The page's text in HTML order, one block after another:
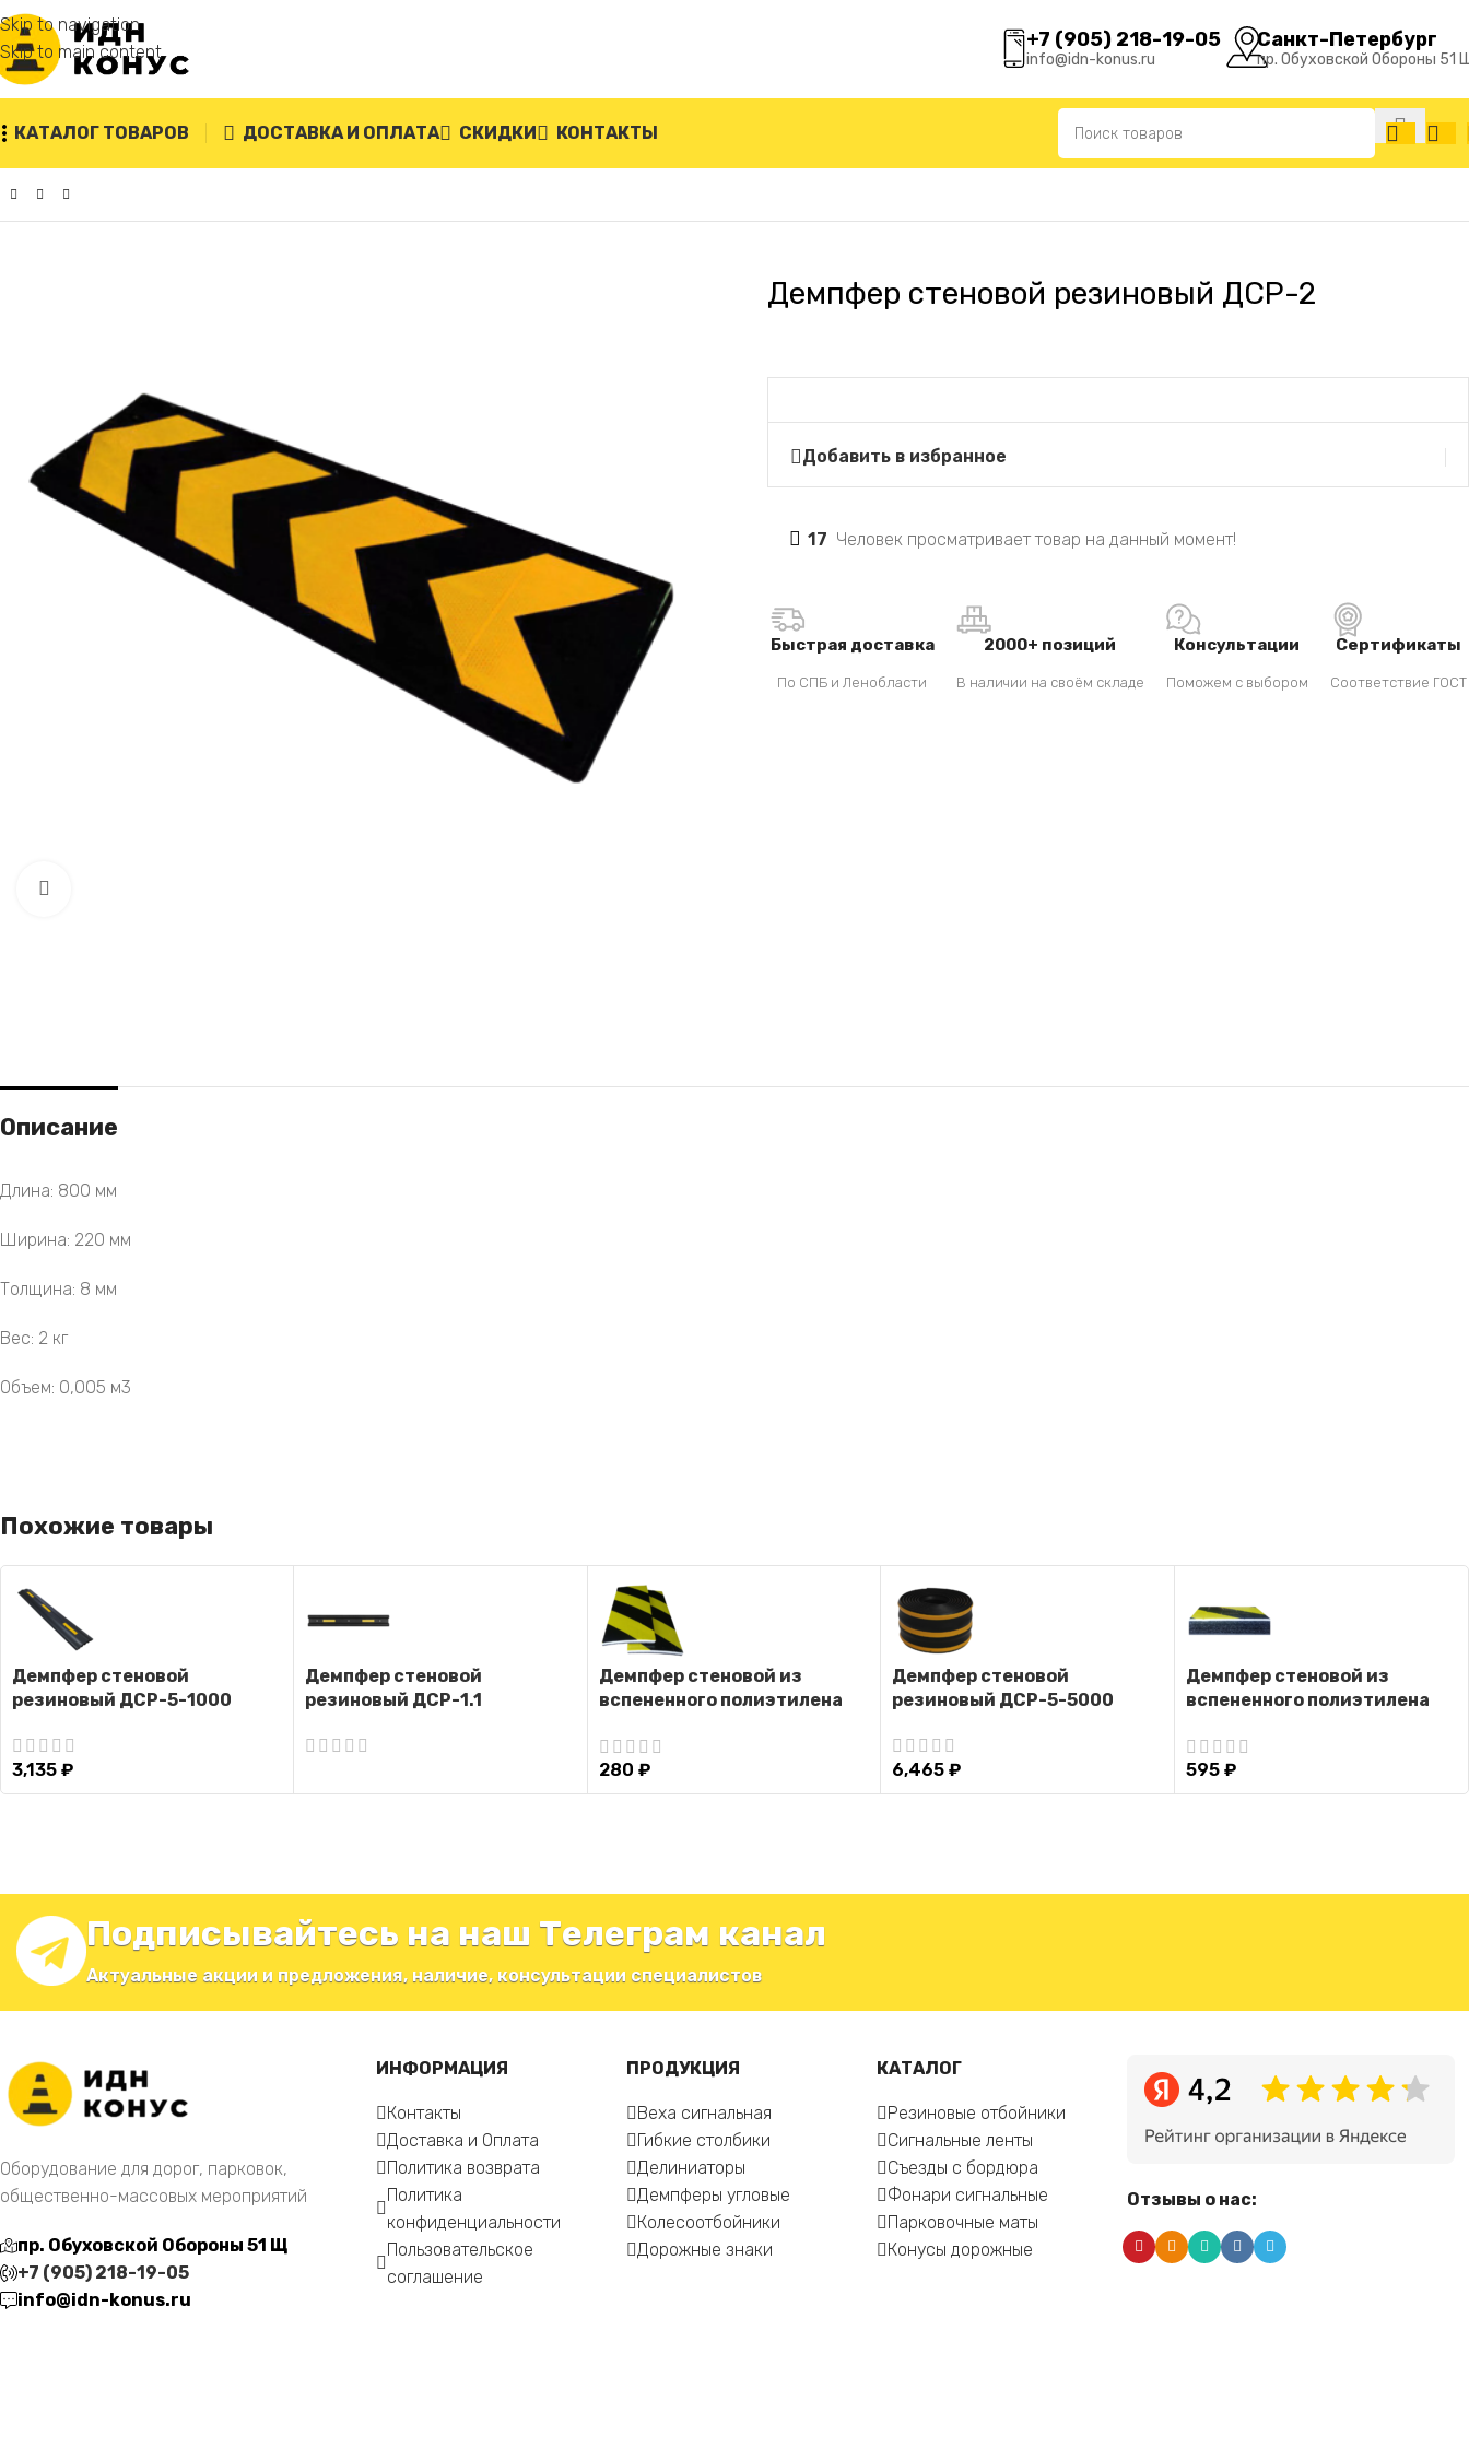
Skip to navigation
Skip to main content
+7 (905) 218-19-05
info@idn-konus.ru
Санкт-Петербург
пр. Обуховской Обороны 51
КАТАЛОГ ТОВАРОВ ДОСТАВКА И ОПЛАТА СКИДКИ
КОНТАКТЫ
Демпфер стеновой резиновый ДСР-2
Добавить в избранное
17 Человек просматривает товар на данный момент!
Быстрая доставка
По СПБ и Ленобласти
2000+ позиций
В наличии на своём складе
Консультации
Поможем с выбором
Сертификаты
Соответствие ГОСТ
Описание
Длина: 800 мм
Ширина: 220 мм
Толщина: 8 мм
Вес: 2 кг
Объем: 0,005 м3
Похожие товары
Демпфер стеновой
резиновый ДСР-5-1000
3,135 ₽
Демпфер стеновой
резиновый ДСР-1.1
Демпфер стеновой из
вспененного полиэтилена
280 ₽
Демпфер стеновой
резиновый ДСР-5-5000
6,465₽
Демпфер стеновой из
вспененного полиэтилена
595 ₽
Подписывайтесь на наш Телеграм канал
Актуальные акции и предложения, наличие, консультации специалистов
Оборудование для дорог, парковок,
общественно-массовых мероприятий
пр. Обуховской Обороны 51 Щ
+7 (905) 218-19-05
info@idn-konus.ru
ИНФОРМАЦИЯ
Контакты
Доставка и Оплата
Политика возврата
Политика
конфиденциальности
Пользовательское
соглашение
ПРОДУКЦИЯ
Веха сигнальная
Гибкие столбики
Делиниаторы
Демпферы угловые
Колесоотбойники
Дорожные знаки
КАТАЛОГ
Резиновые отбойники
Сигнальные ленты
Съезды с бордюра
Фонари сигнальные
Парковочные маты
Конусы дорожные
Отзывы о нас: